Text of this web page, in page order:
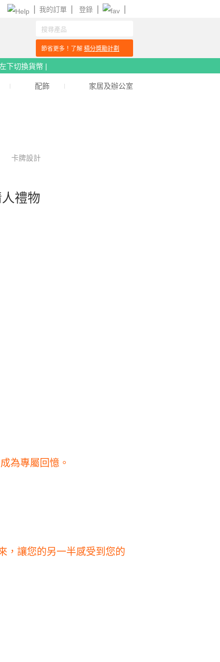
卡牌設計
禮物
為專屬回憶。
，讓您的另一半感受到您的
登錄
我的訂單
節省更多！了解 積分獎勵計劃
下切換貨幣 |
配飾 家居及辦公室